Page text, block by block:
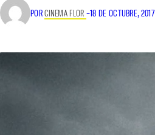
PORCINEMA FLOR –18 DE OCTUBRE, 2017